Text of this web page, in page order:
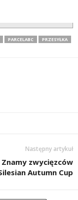
PARCELABC
PRZESYŁKA
Następny artykuł
Znamy zwycięzców
Autumn Cup